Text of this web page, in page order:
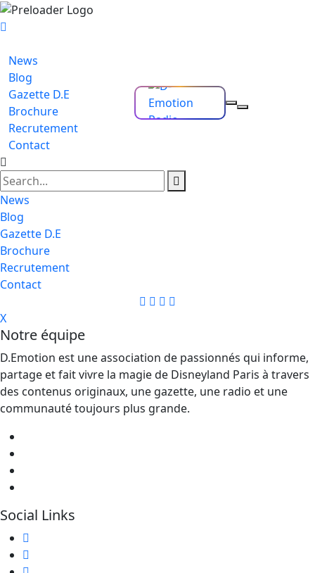
News
Blog
Gazette D.E
Brochure
Recrutement
Contact
News
Blog
Gazette D.E
Brochure
Recrutement
Contact
X
Notre équipe
D.Emotion est une association de passionnés qui informe,
partage et fait vivre la magie de Disneyland Paris à travers
des contenus originaux, une gazette, une radio et une
communauté toujours plus grande.
Social Links